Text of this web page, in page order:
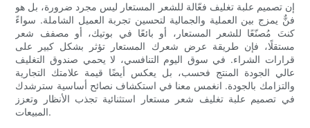
إن تصميم علبة تغليف فعّالة للشعر المستعار ليس مجرد ضرورة، بل هو
فنٌّ يمزج بين العملية والجمالية لتحسين تجربة العميل الشاملة. سواءً
كنتَ مُصنّعًا للشعر المستعار، أو بائعًا في بوتيك، أو مصفف شعر
مستقلًا، فإن طريقة عرض شعرك المستعار تؤثر بشكل كبير على
قرارات الشراء. في سوق اليوم التنافسي، لا يحمي صندوق التغليف
عالي الجودة المنتج فحسب، بل يعكس أيضًا قيمة علامتك التجارية
والتزامك بالجودة. انغمس معنا في استكشاف نصائح أساسية سترشدك
في تصميم علبة تغليف شعر مستعار استثنائية تجذب الأنظار وتعزز
المبيعات.